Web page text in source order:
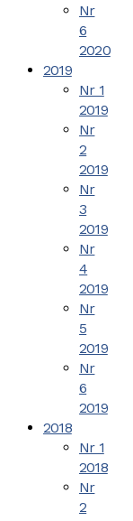
Nr
6
2020
2019
Nr 1
2019
Nr
2
2019
Nr
3
2019
Nr
4
2019
Nr
5
2019
Nr
6
2019
2018
Nr 1
2018
Nr
2